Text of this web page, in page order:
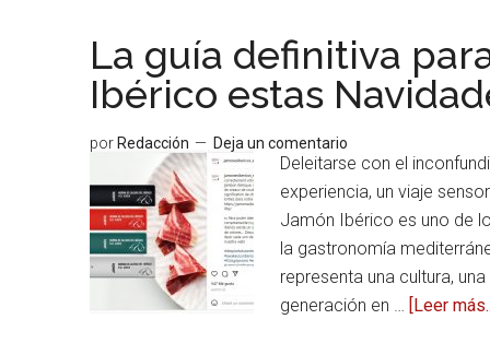
La guía definitiva
Ibérico estas
por Redacción Deja un comentario
Deleitarse con el
experiencia, un viaje
Jamón Ibérico es uno de
la gastronomía
representa una cultura,
generación en … [Leer